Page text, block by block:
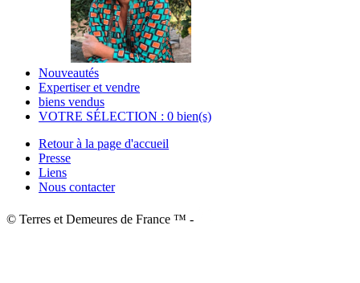
Nouveautés
Expertiser et vendre
biens vendus
VOTRE SÉLECTION : 0 bien(s)
Retour à la page d'accueil
Presse
Liens
Nous contacter
© Terres et Demeures de France ™ -